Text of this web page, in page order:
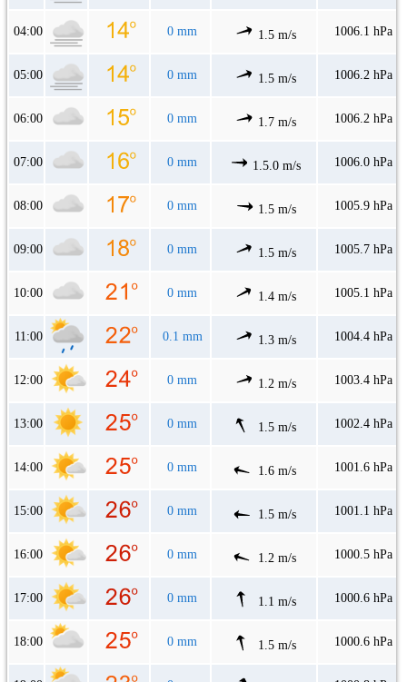
04:00 0 mm 1.5 m/s 1006.1 hPa
05:00 0 mm 1.5 m/s 1006.2 hPa
06:00 0 mm 1.7 m/s 1006.2 hPa
07:00 0 mm 1.5.0 m/s 1006.0 hPa
08:00 0 mm 1.5 m/s 1005.9 hPa
09:00 0 mm 1.5 m/s 1005.7 hPa
10:00 0 mm 1.4 m/s 1005.1 hPa
11:00 0.1 mm 1.3 m/s 1004.4 hPa
12:00 0 mm 1.2 m/s 1003.4 hPa
13:00 0 mm 1.5 m/s 1002.4 hPa
14:00 0 mm 1.6 m/s 1001.6 hPa
15:00 0 mm 1.5 m/s 1001.1 hPa
16:00 0 mm 1.2 m/s 1000.5 hPa
17:00 0 mm 1.1 m/s 1000.6 hPa
18:00 0 mm 1.5 m/s 1000.6 hPa